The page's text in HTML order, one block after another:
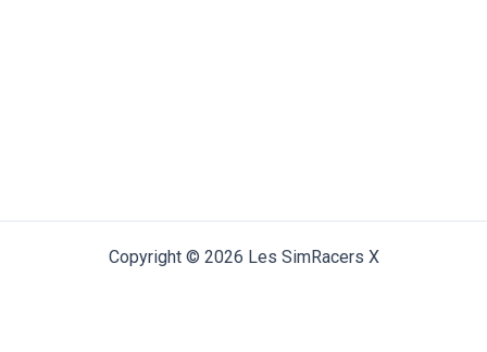
Copyright © 2026 Les SimRacers X